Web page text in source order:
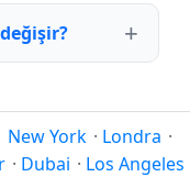
New York · Londra ·
· Dubai · Los Angeles